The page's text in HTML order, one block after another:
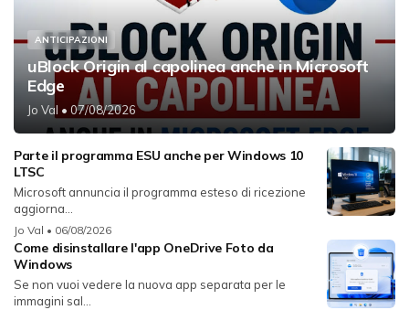
ANTICIPAZIONI
uBlock Origin al capolinea anche in Microsoft
Edge
Jo Val • 07/08/2026
Parte il programma ESU anche per Windows 10
LTSC
Microsoft annuncia il programma esteso di ricezione
aggiorna...
Jo Val • 06/08/2026
Come disinstallare l'app OneDrive Foto da
Windows
Se non vuoi vedere la nuova app separata per le
immagini sal...